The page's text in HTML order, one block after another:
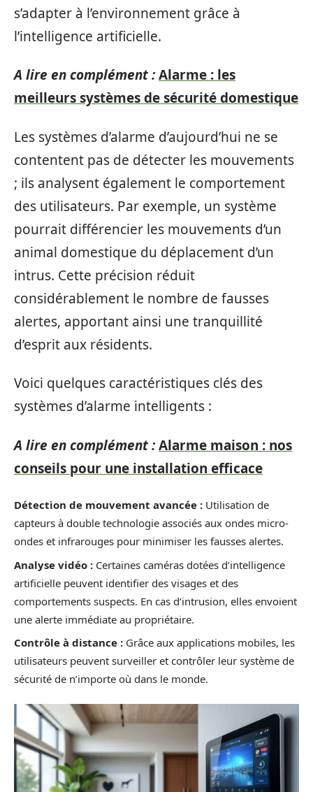
s’adapter à l’environnement grâce à
l’intelligence artificielle.
A lire en complément :Alarme : les
meilleurs systèmes de sécurité domestique
Les systèmes d’alarme d’aujourd’hui ne se
contentent pas de détecter les mouvements
; ils analysent également le comportement
des utilisateurs. Par exemple, un système
pourrait différencier les mouvements d’un
animal domestique du déplacement d’un
intrus. Cette précision réduit
considérablement le nombre de fausses
alertes, apportant ainsi une tranquillité
d’esprit aux résidents.
Voici quelques caractéristiques clés des
systèmes d’alarme intelligents :
A lire en complément :Alarme maison : nos
conseils pour une installation efficace
Détection de mouvement avancée : Utilisation de
capteurs à double technologie associés aux ondes micro-
ondes et infrarouges pour minimiser les fausses alertes.
Analyse vidéo : Certaines caméras dotées d’intelligence
artificielle peuvent identifier des visages et des
comportements suspects. En cas d’intrusion, elles envoient
une alerte immédiate au propriétaire.
Contrôle à distance : Grâce aux applications mobiles, les
utilisateurs peuvent surveiller et contrôler leur système de
sécurité de n’importe où dans le monde.